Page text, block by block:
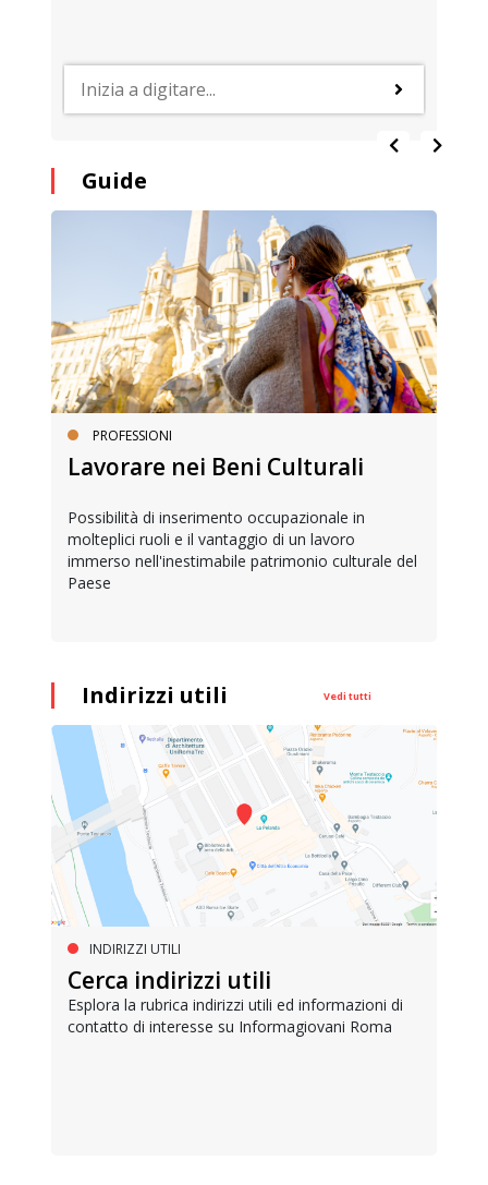
Guide
PROFESSIONI
Lavorare nei Beni Culturali
Possibilità di inserimento occupazionale in
molteplici ruoli e il vantaggio di un lavoro
immerso nell'inestimabile patrimonio culturale del
Paese
Indirizzi utili Vedi tutti
INDIRIZZI UTILI
Cerca indirizzi utili
Esplora la rubrica indirizzi utili ed informazioni di
contatto di interesse su Informagiovani Roma